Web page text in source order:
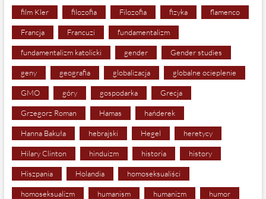
film Kler filozofia Filozofia fizyka flamenco
Francja Francuzi fundamentalizm
fundamentalizm katolicki gender Gender studies
geny geografia globalizacja globalne ocieplenie
GMO góry gospodarka Grecja
Grzegorz Roman Hamas hańderek
Hanna Bakuła hebrajski Hegel heretycy
Hilary Clinton hinduizm historia history
Hiszpania Holandia homoseksualiści
homoseksualizm humanism humanizm humor